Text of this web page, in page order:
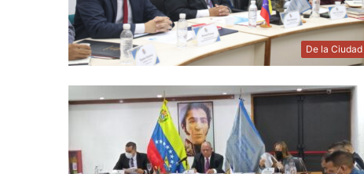
De la Ciudad